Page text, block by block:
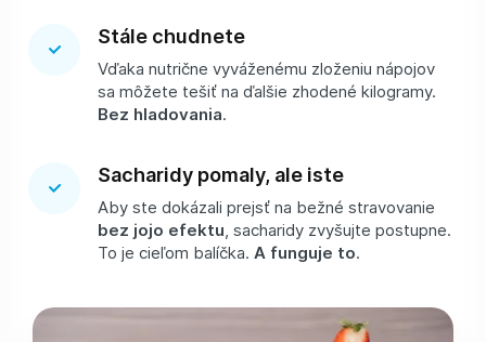
Stále chudnete
Vďaka nutrične vyváženému zloženiu nápojov
sa môžete tešiť na ďalšie zhodené kilogramy.
Bez hladovania.
Sacharidy pomaly, ale iste
Aby ste dokázali prejsť na bežné stravovanie
bez jojo efektu, sacharidy zvyšujte postupne.
To je cieľom balíčka. A funguje to.